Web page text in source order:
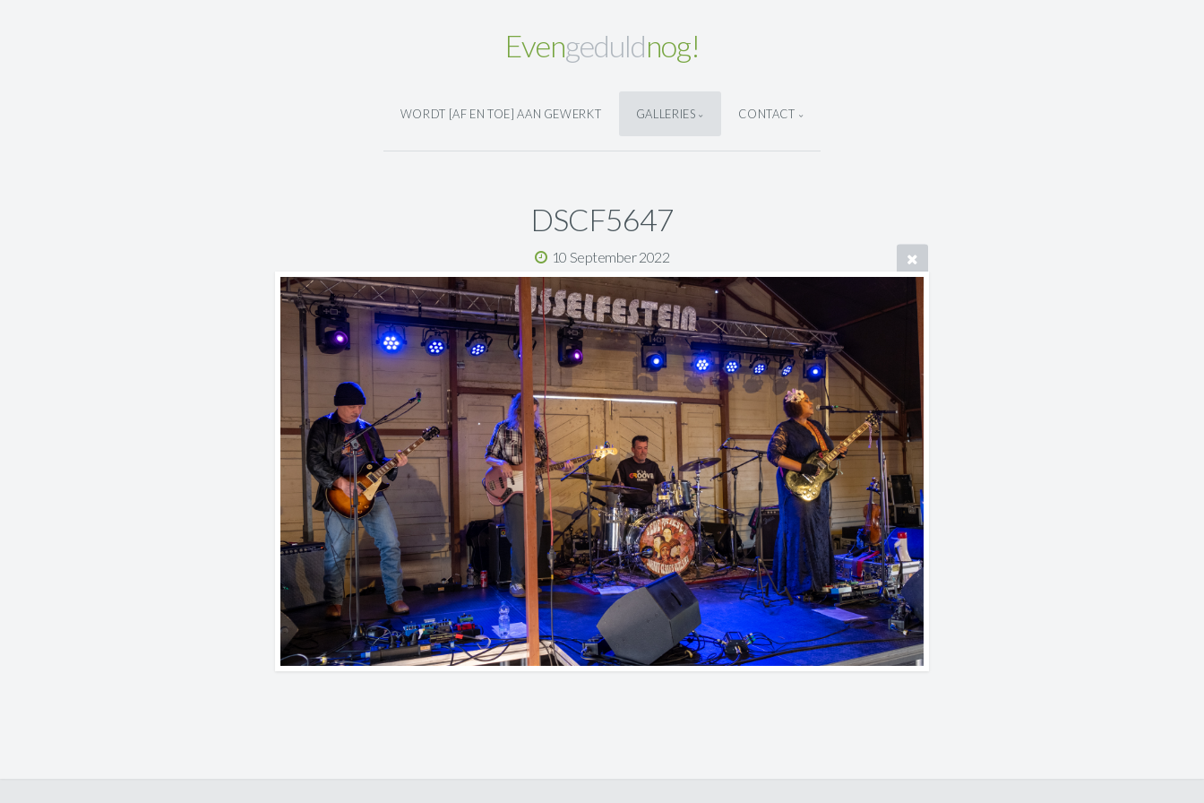
Evengeduldnog!
WORDT [AF EN TOE] AAN GEWERKT GALLERIES CONTACT
DSCF5647
10 September 2022